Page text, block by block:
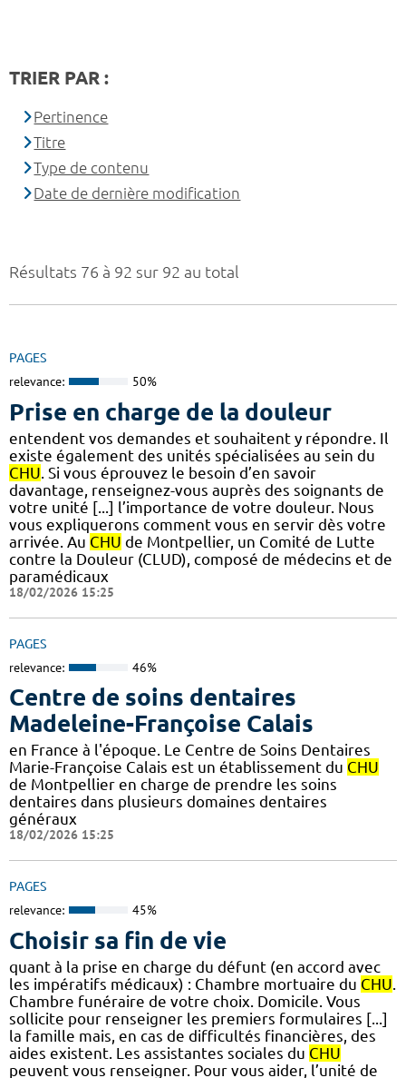
Résultats 76 à 92 sur 92 au total
PAGES
relevance: 50%
Prise en charge de la douleur
entendent vos demandes et souhaitent y répondre. Il
existe également des unités spécialisées au sein du
CHU . Si vous éprouvez le besoin d’en savoir
davantage, renseignez-vous auprès des soignants de
votre unité [...] l’importance de votre douleur. Nous
vous expliquerons comment vous en servir dès votre
arrivée. Au CHU de Montpellier, un Comité de Lutte
contre la Douleur (CLUD), composé de médecins et de
paramédicaux
18/02/2026 15:25
PAGES
relevance: 46%
Centre de soins dentaires
Madeleine-Françoise Calais
en France à l'époque. Le Centre de Soins Dentaires
Marie-Françoise Calais est un établissement du CHU
de Montpellier en charge de prendre les soins
dentaires dans plusieurs domaines dentaires
généraux
18/02/2026 15:25
PAGES
relevance: 45%
Choisir sa fin de vie
quant à la prise en charge du défunt (en accord avec
les impératifs médicaux) : Chambre mortuaire du CHU
Chambre funéraire de votre choix. Domicile. Vous
sollicite pour renseigner les premiers formulaires [...]
la famille mais, en cas de difficultés financières, des
aides existent. Les assistantes sociales du CHU
peuvent vous renseigner. Pour vous aider, l’unité de
TRIER PAR :
Pertinence
Titre
Type de contenu
Date de dernière modification